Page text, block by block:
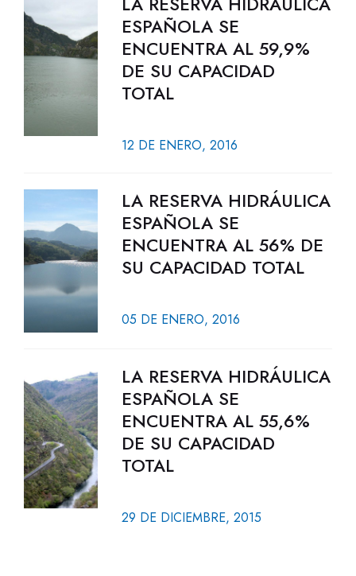
ESPAÑOLA SE
ENCUENTRA AL 59,9%
DE SU CAPACIDAD
TOTAL
12 DE ENERO, 2016
LA RESERVA HIDRÁULICA
ESPAÑOLA SE
ENCUENTRA AL 56% DE
SU CAPACIDAD TOTAL
05 DE ENERO, 2016
LA RESERVA HIDRÁULICA
ESPAÑOLA SE
ENCUENTRA AL 55,6%
DE SU CAPACIDAD
TOTAL
29 DE DICIEMBRE, 2015